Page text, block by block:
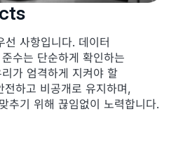
사항입니다. 데이터
수는 단순하게 확인하는
가 엄격하게 지켜야 할
전하고 비공개로 유지하며,
추기 위해 끊임없이 노력합니다.